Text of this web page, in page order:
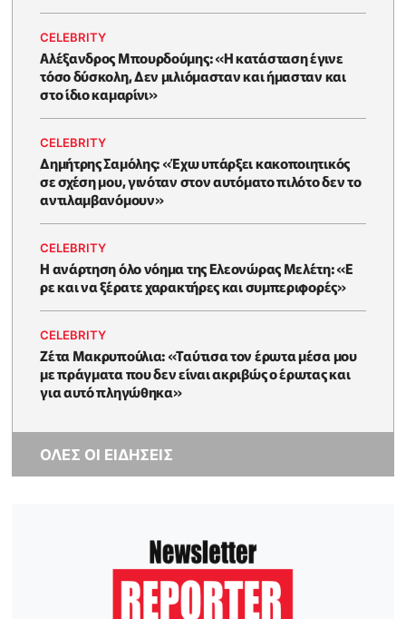
CELEBRITY
Αλέξανδρος Μπουρδούμης: «Η κατάσταση έγινε
τόσο δύσκολη, Δεν μιλιόμασταν και ήμασταν και
στο ίδιο καμαρίνι»
CELEBRITY
Δημήτρης Σαμόλης: «Έχω υπάρξει κακοποιητικός
σε σχέση μου, γινόταν στον αυτόματο πιλότο δεν το
αντιλαμβανόμουν»
CELEBRITY
Η ανάρτηση όλο νόημα της Ελεονώρας Μελέτη: «Ε
ρε και να ξέρατε χαρακτήρες και συμπεριφορές»
CELEBRITY
Ζέτα Μακρυπούλια: «Ταύτισα τον έρωτα μέσα μου
με πράγματα που δεν είναι ακριβώς ο έρωτας και
για αυτό πληγώθηκα»
ΟΛΕΣ ΟΙ ΕΙΔΗΣΕΙΣ